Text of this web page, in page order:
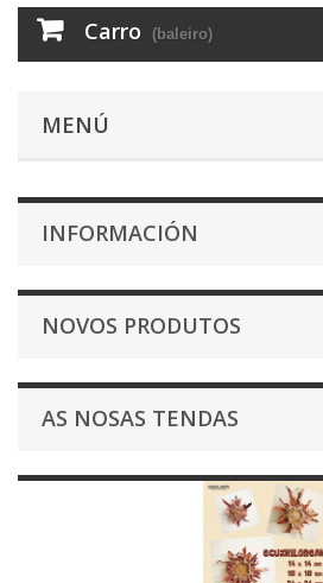
Carro (baleiro)
MENÚ
INFORMACIÓN
NOVOS PRODUTOS
AS NOSAS TENDAS